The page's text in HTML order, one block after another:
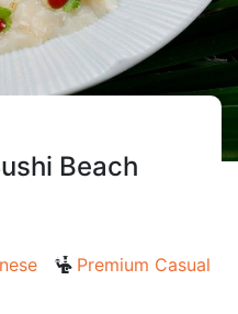
Beach
Premium Casual